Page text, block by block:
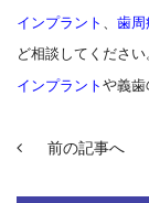
インプラント 歯周
ど相談してください
インプラント や義歯
前の記事へ